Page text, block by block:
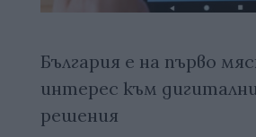
България е на първо
интерес към
решения